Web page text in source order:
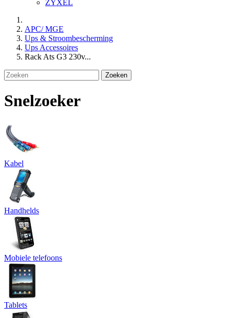
ZYXEL
APC/ MGE
Ups & Stroombescherming
Ups Accessoires
Rack Ats G3 230v...
Zoeken
Snelzoeker
Kabel
Handhelds
Mobiele telefoons
Tablets